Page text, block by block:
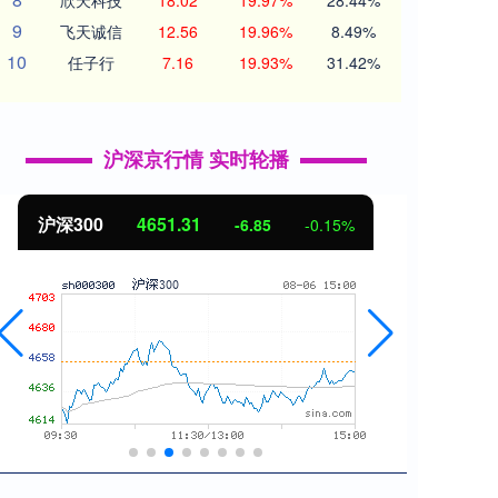
9 飞天诚信 12.56 19.96% 8.49%
10 任子行 7.16 19.93% 31.42%
沪深京行情 实时轮播
沪深300 4651.31 -6.85 -0.15%